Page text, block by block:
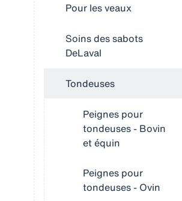
Pour les veaux
Soins des sabots
DeLaval
Tondeuses
Peignes pour
tondeuses - Bovin
et équin
Peignes pour
tondeuses - Ovin